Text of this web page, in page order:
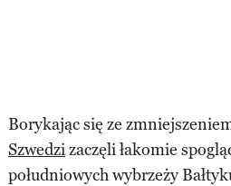
Borykając się ze
Szwedzizaczęli łakomie
południowych wybrzeży